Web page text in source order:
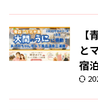
と
宿